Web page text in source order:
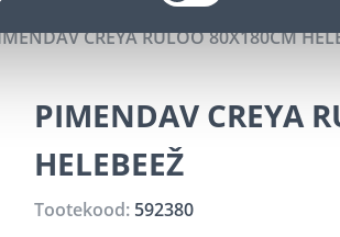
CREYA RULOO 80X180CM
PIMENDAV CREYA
HELEBEEŽ
Tootekood: 592380